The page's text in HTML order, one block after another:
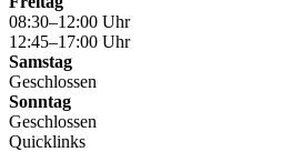
08:30–12:00 Uhr
12:45–17:00 Uhr
Samstag
Geschlossen
Sonntag
Geschlossen
Quicklinks